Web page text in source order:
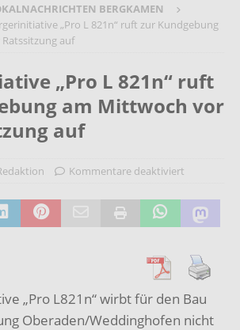
BERGKAMEN
„Pro L 821n“ ruft zur Kundgebung
auf
„Pro L 821n“ ruft
am Mittwoch vor
auf
Kommentare deaktiviert
„Pro L821n“ wirbt für den Bau
Oberaden/Weddinghofen nicht